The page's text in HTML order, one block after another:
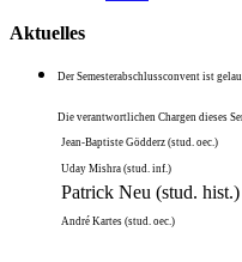
Aktuelles
Der Semesterabschlussconvent ist
Die verantwortlichen Chargen dieses
Jean-Baptiste Gödderz (stud. oec.)
Uday Mishra (stud. inf.)
Patrick Neu (stud. hist.)
André Kartes (stud. oec.)